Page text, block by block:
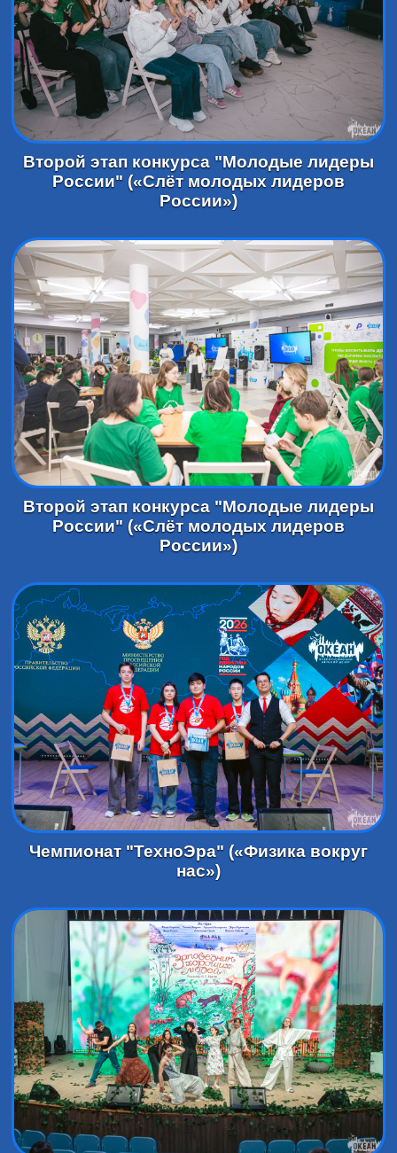
Второй этап конкурса "Молодые лидеры
России" («Слёт молодых лидеров
России»)
Второй этап конкурса "Молодые лидеры
России" («Слёт молодых лидеров
России»)
Чемпионат "ТехноЭра" («Физика вокруг
нас»)